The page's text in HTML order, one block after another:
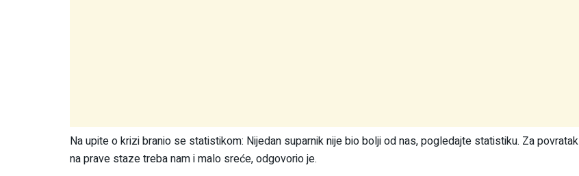
Na upite o krizi branio se statistikom: Nijedan suparnik nije bio bolji od nas, pogledajte statistiku. Za povratak
na prave staze treba nam i malo sreće, odgovorio je.